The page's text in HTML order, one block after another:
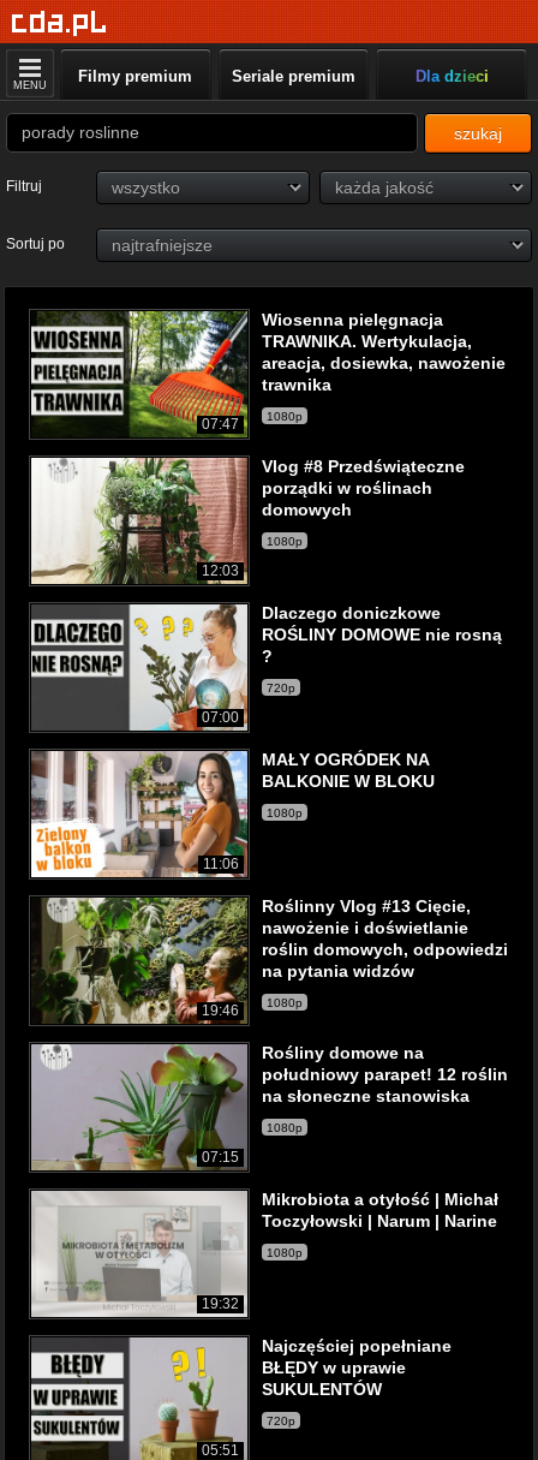
MENU Filmy premium Seriale premium Dla dzieci
szukaj
Filtruj
Sortuj po
07:47
Wiosenna pielęgnacja
TRAWNIKA. Wertykulacja,
areacja, dosiewka, nawożenie
trawnika
1080p
12:03
Vlog #8 Przedświąteczne
porządki w roślinach
domowych
1080p
07:00
Dlaczego doniczkowe
ROŚLINY DOMOWE nie rosną
?
720p
11:06
MAŁY OGRÓDEK NA
BALKONIE W BLOKU
1080p
19:46
Roślinny Vlog #13 Cięcie,
nawożenie i doświetlanie
roślin domowych, odpowiedzi
na pytania widzów
1080p
07:15
Rośliny domowe na
południowy parapet! 12 roślin
na słoneczne stanowiska
1080p
19:32
Mikrobiota a otyłość | Michał
Toczyłowski | Narum | Narine
1080p
05:51
Najczęściej popełniane
BŁĘDY w uprawie
SUKULENTÓW
720p